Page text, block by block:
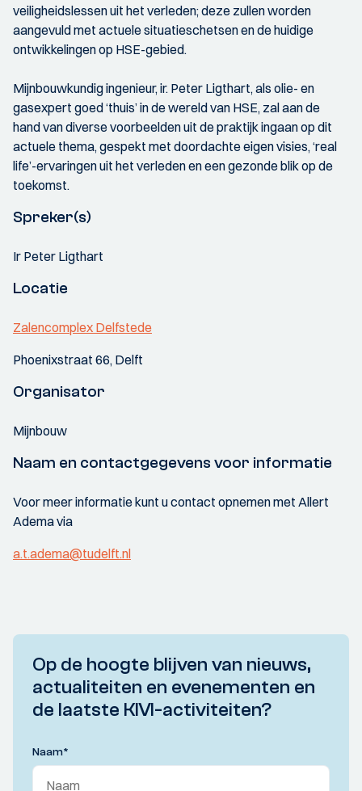
veiligheidslessen uit het verleden; deze zullen worden
aangevuld met actuele situatieschetsen en de huidige
ontwikkelingen op HSE-gebied.
Mijnbouwkundig ingenieur, ir. Peter Ligthart, als olie- en
gasexpert goed ‘thuis’ in de wereld van HSE, zal aan de
hand van diverse voorbeelden uit de praktijk ingaan op dit
actuele thema, gespekt met doordachte eigen visies, ‘real
life’-ervaringen uit het verleden en een gezonde blik op de
toekomst.
Spreker(s)
Ir Peter Ligthart
Locatie
Zalencomplex Delfstede
Phoenixstraat 66, Delft
Organisator
Mijnbouw
Naam en contactgegevens voor informatie
Voor meer informatie kunt u contact opnemen met Allert
Adema via
a.t.adema@tudelft.nl
Op de hoogte blijven van nieuws,
actualiteiten en evenementen en
de laatste KIVI-activiteiten?
Naam*